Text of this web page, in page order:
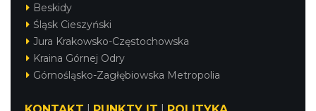
Beskidy
Śląsk Cieszyński
Jura Krakowsko-Częstochowska
Kraina Górnej Odry
Górnośląsko-Zagłębiowska Metropolia